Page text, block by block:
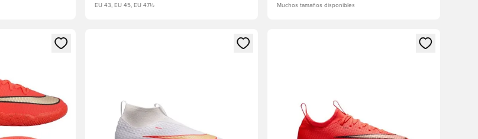
EU 43, EU 45, EU 47½ Muchos tamaños disponibles
sesión o registrarse como miembroAbre un modal para iniciar sesión o registrarse como miembroAbre un modal para iniciar sesión o registrarse